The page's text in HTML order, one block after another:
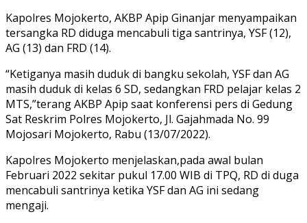
Kapolres Mojokerto, AKBP Apip Ginanjar menyampaikan
tersangka RD diduga mencabuli tiga santrinya, YSF (12),
AG (13) dan FRD (14).
“Ketiganya masih duduk di bangku sekolah, YSF dan AG
masih duduk di kelas 6 SD, sedangkan FRD pelajar kelas 2
MTS,”terang AKBP Apip saat konferensi pers di Gedung
Sat Reskrim Polres Mojokerto, Jl. Gajahmada No. 99
Mojosari Mojokerto, Rabu (13/07/2022).
Kapolres Mojokerto menjelaskan,pada awal bulan
Februari 2022 sekitar pukul 17.00 WIB di TPQ, RD di duga
mencabuli santrinya ketika YSF dan AG ini sedang
mengaji.